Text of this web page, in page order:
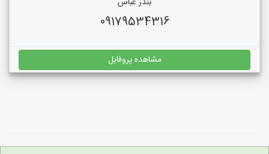
09179534316
مشاهده پروفایل